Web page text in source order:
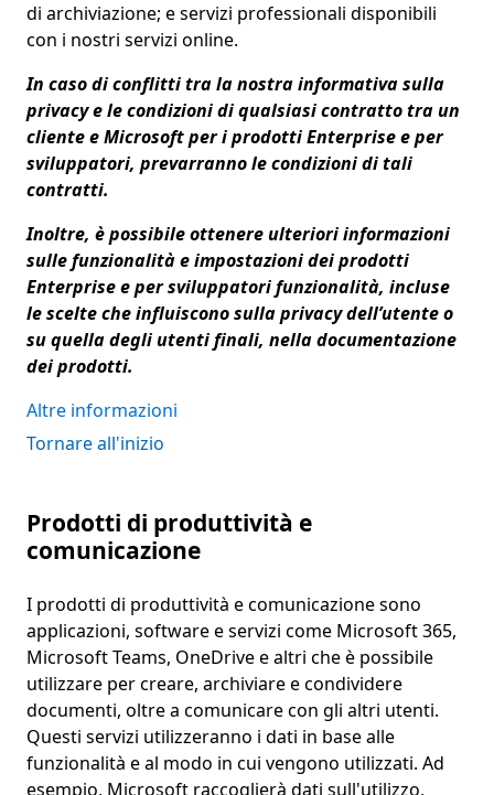
di archiviazione; e servizi professionali disponibili
con i nostri servizi online.
In caso di conflitti tra la nostra informativa sulla
privacy e le condizioni di qualsiasi contratto tra un
cliente e Microsoft per i prodotti Enterprise e per
sviluppatori, prevarranno le condizioni di tali
contratti.
Inoltre, è possibile ottenere ulteriori informazioni
sulle funzionalità e impostazioni dei prodotti
Enterprise e per sviluppatori funzionalità, incluse
le scelte che influiscono sulla privacy dell’utente o
su quella degli utenti finali, nella documentazione
dei prodotti.
Altre informazioni
Tornare all'inizio
Prodotti di produttività e
comunicazione
I prodotti di produttività e comunicazione sono
applicazioni, software e servizi come Microsoft 365,
Microsoft Teams, OneDrive e altri che è possibile
utilizzare per creare, archiviare e condividere
documenti, oltre a comunicare con gli altri utenti.
Questi servizi utilizzeranno i dati in base alle
funzionalità e al modo in cui vengono utilizzati. Ad
esempio, Microsoft raccoglierà dati sull'utilizzo,